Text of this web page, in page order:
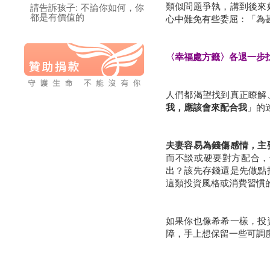
請告訴孩子: 不論你如何，你
都是有價值的
類似問題爭執，講到後
心中難免有些委屈：「為
〈幸福處方籤〉各退一步
人們都渴望找到真正瞭
我，應該會來配合我 」
夫妻容易為錢傷感情，
而不談或硬要對方配合
出？該先存錢還是先做
這類投資風格或消費習慣
如果你也像希希一樣，
障，手上想保留一些可